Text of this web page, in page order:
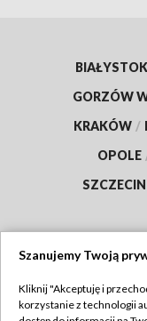
BIAŁYSTOK
GORZÓW
KRAKÓW /
OPOLE
SZCZECIN
Szanujemy Twoją
Kliknij "Akceptuję i
korzystanie z technologii